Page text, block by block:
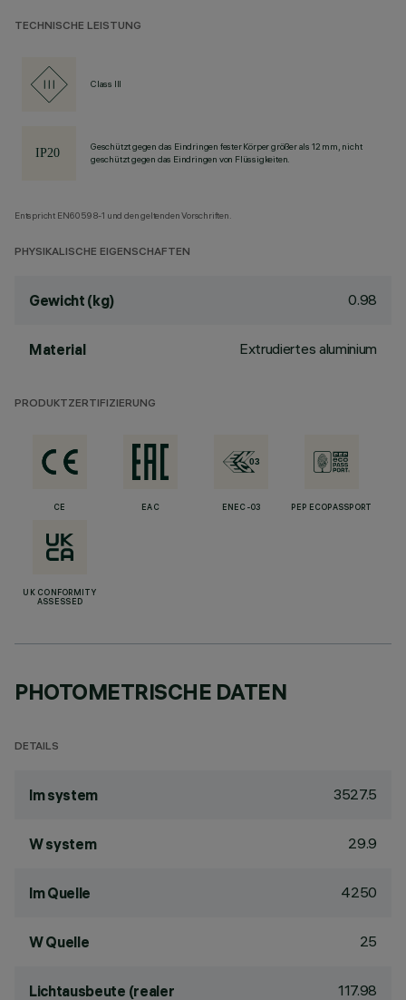
TECHNISCHE LEISTUNG
Class III
Geschützt gegen das Eindringen fester Körper größer als 12 mm, nicht
geschützt gegen das Eindringen von Flüssigkeiten.
Entspricht EN60598-1 und den geltenden Vorschriften.
PHYSIKALISCHE EIGENSCHAFTEN
Gewicht (kg) 0.98
Material Extrudiertes aluminium
PRODUKTZERTIFIZIERUNG
CE EAC ENEC-03 PEP ECOPASSPORT
UK CONFORMITY
ASSESSED
PHOTOMETRISCHE DATEN
DETAILS
lm system 3527.5
W system 29.9
lm Quelle 4250
W Quelle 25
Lichtausbeute (realer 117.98